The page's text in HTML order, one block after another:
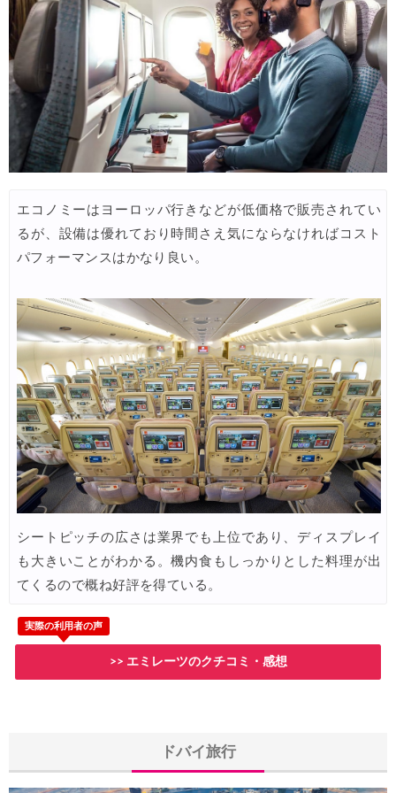
04/20 HIS) 海外航空券タイムセール
04/20 Trip.com) ベトナム旅行 最大50%OFFセール
Trip.com) ベトナム航空 10%OFFクーポン
04/20 Trip.com) ホテル 最大2,500円OFFクーポン
04/20 Trip.com) 海外航空券 最大2,500円OFFクーポン
04/20 Trip.com) 海外航空券+ホテル 最大5,000円OFFクーポン
04/15 HIS) 海外ツアー緊急タイムセール
04/14 HIS) 海外ツアー緊急タイムセール(関西発)
04/13 Trip.com) ホテル 最大2,500円OFFクーポン
04/13 Trip.com) 海外航空券 最大2,500円OFFクーポン
04/13 HIS) JAL/ANA限定 最大15,000円OFFセール
04/11 HIS) オーストラリア添乗員同行ツアー 最大15,000円OFFクー
04/11 JTB) 海外ツアータイムセール
04/09 サプライス) 海外航空券 3,000円OFFクーポン
04/08 Expedia) ホテル 10%OFFクーポン
04/02 サプライス) 海外航空券 3,000円OFFクーポン
04/02 HIS) 海外航空券(ヨーロッパ) 2,000円OFFクーポン
04/01 エアトリ) 海外航空券+ホテル 最大30,000円OFFクーポン
エアトリ) 海外ホテル 最大30,000円OFFクーポン
JTB) 大韓航空便(航空券+ホテル) 最大20,000円OFFクーポン
エコノミーはヨーロッパ行きなどが低価格で販売されてい
るが、設備は優れており時間さえ気にならなければコスト
パフォーマンスはかなり良い。
シートピッチの広さは業界でも上位であり、ディスプレイ
も大きいことがわかる。機内食もしっかりとした料理が出
てくるので概ね好評を得ている。
実際の利用者の声
>> エミレーツのクチコミ・感想
ドバイ旅行